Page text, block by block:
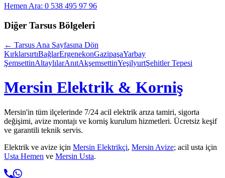
Hemen Ara: 0 538 495 97 96
Diğer Tarsus Bölgeleri
← Tarsus Ana Sayfasına Dön
KırklarsırtıBağlarErgenekonGazipaşaYarbay
ŞemsettinAltaylılarAnıtAkşemsettinYeşilyurtŞehitler Tepesi
Mersin Elektrik & Korniş
Mersin'in tüm ilçelerinde 7/24 acil elektrik arıza tamiri, sigorta
değişimi, avize montajı ve korniş kurulum hizmetleri. Ücretsiz keşif
ve garantili teknik servis.
Elektrik ve avize için Mersin Elektrikçi, Mersin Avize; acil usta için
Usta Hemen ve Mersin Usta.